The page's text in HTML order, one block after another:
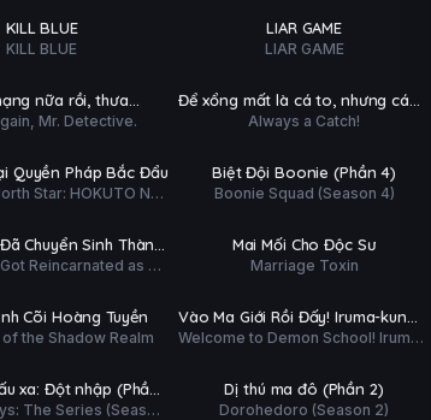
KILL BLUE
KILL BLUE
LIAR GAME
LIAR GAME
nữa rồi, thưa
Mr. Detective.
HD
Để xổng mất là cá to, nhưng cá
tôi câu được lại còn to hơn
Always a Catch!
Quyền Pháp Bắc Đẩu
Star: HOKUTO NO
ĐỀ
Biệt Đội Boonie (Phần 4)
Boonie Squad (Season 4)
Chuyển Sinh Thành
4) Reincarnated as a
ĐỀ
Hoàn tất (13/13)
Mai Mối Cho Độc Sư
Marriage Toxin
Cõi Hoàng Tuyền
the Shadow Realm
HD
ĐỀ
Tập 14/24
Vào Ma Giới Rồi Đấy! Iruma-kun
(Phần 4)
Welcome to Demon School! Iruma-
xa: Đột nhập (Phần
The Series (Season
ĐỀ
Hoàn tất (11/11)
Dị thú ma đô (Phần 2)
Dorohedoro (Season 2)